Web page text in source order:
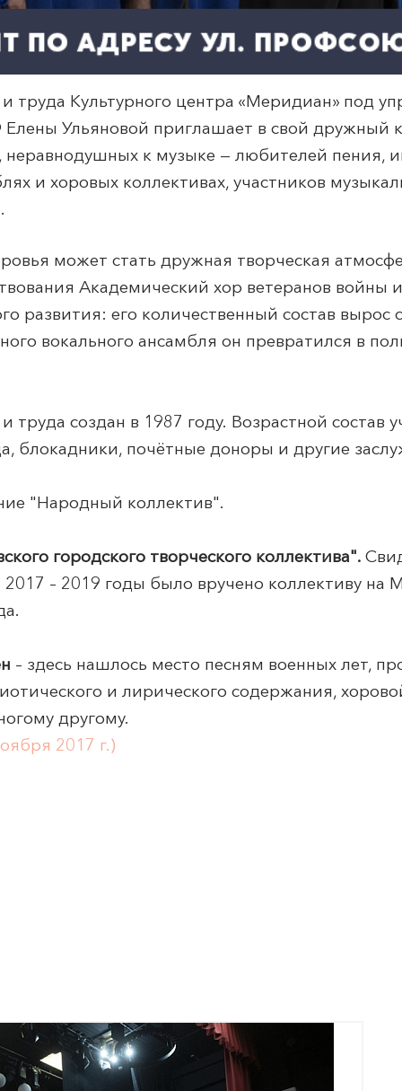
труда Культурного центра «Меридиан» под
Ульяновой приглашает в свой дружный
неравнодушных к музыке — любителей пения,
и хоровых коллективах, участников
может стать дружная творческая
Академический хор ветеранов войны
развития: его количественный состав вырос
вокального ансамбля он превратился в
создан в 1987 году. Возрастной состав
блокадники, почётные доноры и другие
"Народный коллектив".
городского творческого коллектива".
– 2019 годы было вручено коллективу на
– здесь нашлось место песням военных лет,
и лирического содержания,
другому.
2017 г.)
Всероссийского музыкального общества
комиссии Московского музыкального
хоровой дирижер
осуществляется по предварительному